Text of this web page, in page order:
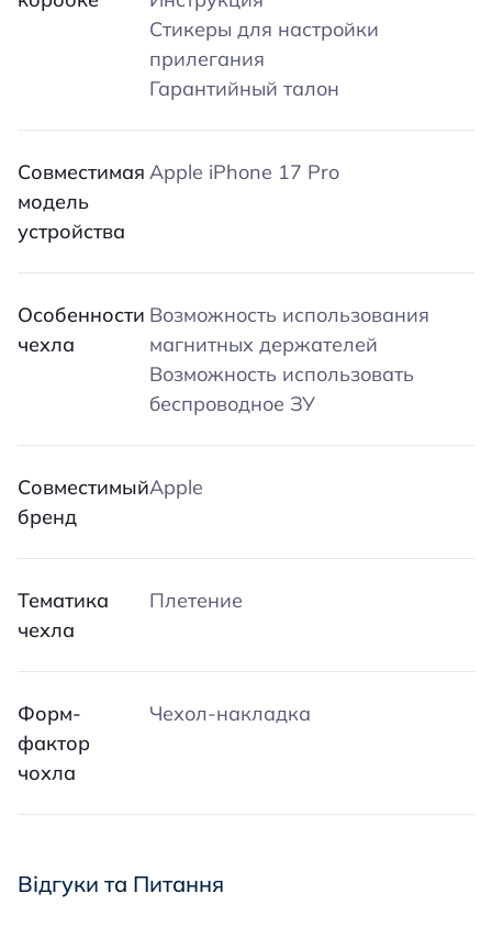
Стикеры для настройки
прилегания
Гарантийный талон
Совместимая
модель
устройства
Apple iPhone 17 Pro
Особенности
чехла
Возможность использования
магнитных держателей
Возможность использовать
беспроводное ЗУ
Совместимый
бренд
Apple
Тематика
чехла
Плетение
Форм-
фактор
чохла
Чехол-накладка
Відгуки та Питання